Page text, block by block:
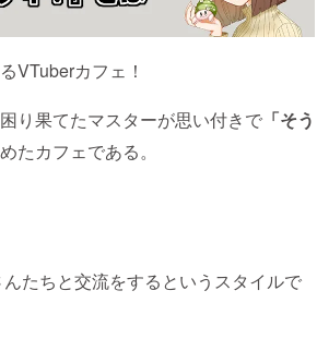
VTuberカフェ！
り果てたマスターが思い付きで 「そう
たカフェである。
たちと交流をするというスタイルで